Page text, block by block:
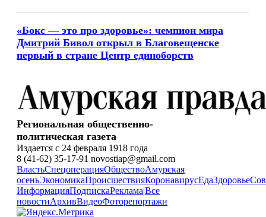
«Бокс — это про здоровье»: чемпион мира
Дмитрий Бивол открыл в Благовещенске
первый в стране Центр единоборств
Региональная общественно-
политическая газета
Издается с 24 февраля 1918 года
8 (41-62) 35-17-91 novostiap@gmail.com
ВластьСпецоперацияОбществоАмурская
осеньЭкономикаПроисшествияКоронавирусЕдаЗдоровье
ИнформацияПодпискаРеклама|Все
новостиАрхивВидеоФоторепортажи